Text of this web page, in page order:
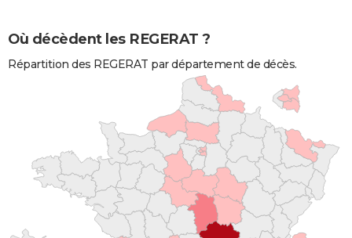
Où décèdent les REGERAT ?
Répartition des REGERAT par département de décès.